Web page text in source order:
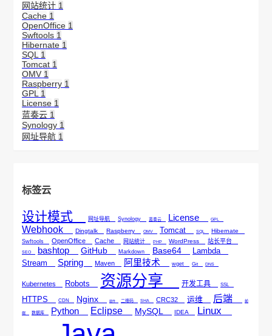
网站统计 1
Cache 1
OpenOffice 1
Swftools 1
Hibernate 1
SQL 1
Tomcat 1
OMV 1
Raspberry 1
GPL 1
License 1
蓝奏云 1
Synology 1
网址导航 1
标签云
设计模式 网址导航 Synology 蓝奏云 License GPL
Webhook Dingtalk Raspberry OMV Tomcat SQL Hibernate
Swftools OpenOffice Cache 网站统计 PHP WordPress 站长平台
SEO bashtop GitHub Markdown Base64
Lambda
Stream
Spring Maven 阿里技术 wget Git DNS
Kubernetes Robots 资源分享 开发工具 SSL
HTTPS CDN Nginx 邮件 二维码 SHA CRC32 运维 后端 前
端 数据库 Python Eclipse MySQL IDEA Linux